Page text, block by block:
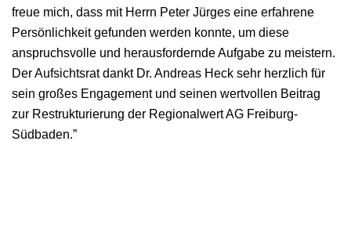
freue mich, dass mit Herrn Peter Jürges eine erfahrene
Persönlichkeit gefunden werden konnte, um diese
anspruchsvolle und herausfordernde Aufgabe zu meistern.
Der Aufsichtsrat dankt Dr. Andreas Heck sehr herzlich für
sein großes Engagement und seinen wertvollen Beitrag
zur Restrukturierung der Regionalwert AG Freiburg-
Südbaden.”